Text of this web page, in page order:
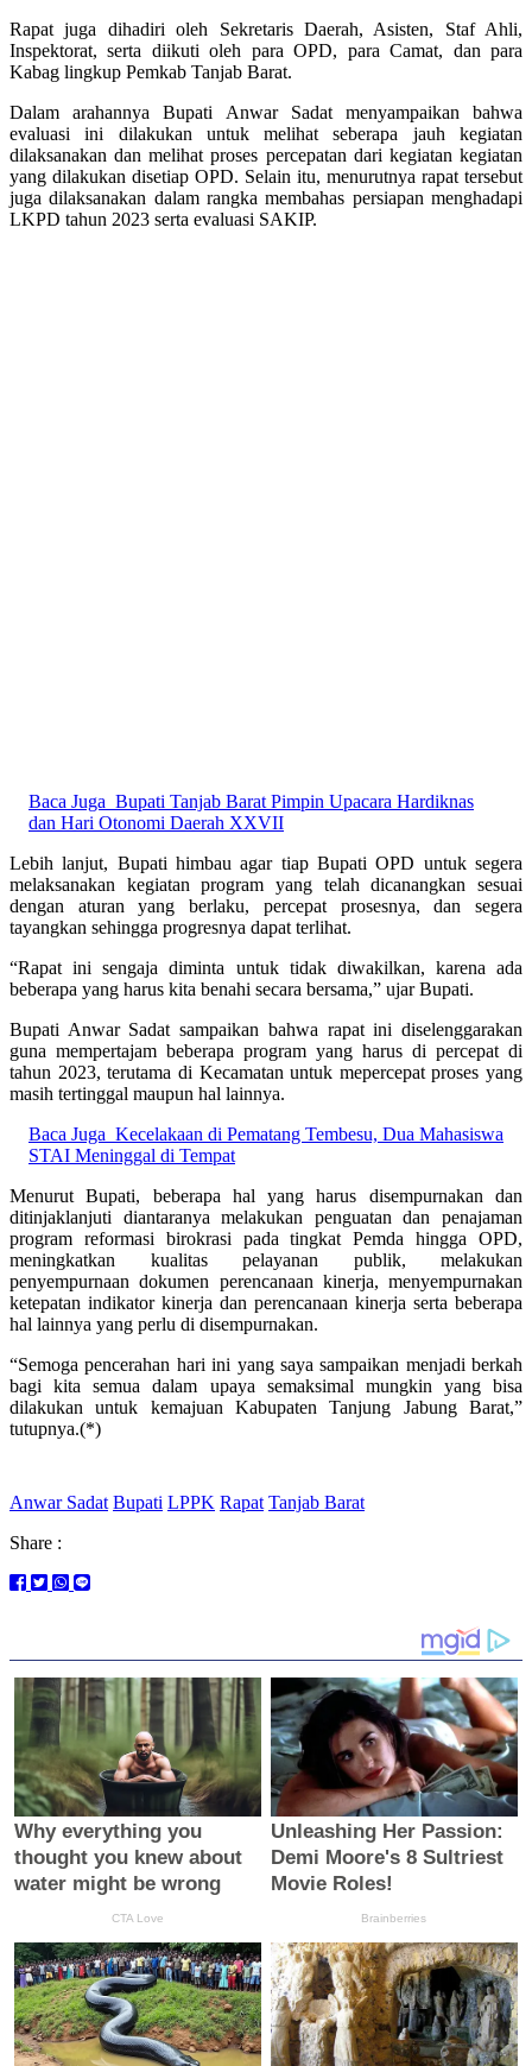
Rapat juga dihadiri oleh Sekretaris Daerah, Asisten, Staf Ahli,
Inspektorat, serta diikuti oleh para OPD, para Camat, dan para
Kabag lingkup Pemkab Tanjab Barat.
Dalam arahannya Bupati Anwar Sadat menyampaikan bahwa
evaluasi ini dilakukan untuk melihat seberapa jauh kegiatan
dilaksanakan dan melihat proses percepatan dari kegiatan kegiatan
yang dilakukan disetiap OPD. Selain itu, menurutnya rapat tersebut
juga dilaksanakan dalam rangka membahas persiapan menghadapi
LKPD tahun 2023 serta evaluasi SAKIP.
Baca Juga Bupati Tanjab Barat Pimpin Upacara Hardiknas
dan Hari Otonomi Daerah XXVII
Lebih lanjut, Bupati himbau agar tiap Bupati OPD untuk segera
melaksanakan kegiatan program yang telah dicanangkan sesuai
dengan aturan yang berlaku, percepat prosesnya, dan segera
tayangkan sehingga progresnya dapat terlihat.
“Rapat ini sengaja diminta untuk tidak diwakilkan, karena ada
beberapa yang harus kita benahi secara bersama,” ujar Bupati.
Bupati Anwar Sadat sampaikan bahwa rapat ini diselenggarakan
guna mempertajam beberapa program yang harus di percepat di
tahun 2023, terutama di Kecamatan untuk mepercepat proses yang
masih tertinggal maupun hal lainnya.
Baca Juga Kecelakaan di Pematang Tembesu, Dua Mahasiswa
STAI Meninggal di Tempat
Menurut Bupati, beberapa hal yang harus disempurnakan dan
ditinjaklanjuti diantaranya melakukan penguatan dan penajaman
program reformasi birokrasi pada tingkat Pemda hingga OPD,
meningkatkan kualitas pelayanan publik, melakukan
penyempurnaan dokumen perencanaan kinerja, menyempurnakan
ketepatan indikator kinerja dan perencanaan kinerja serta beberapa
hal lainnya yang perlu di disempurnakan.
“Semoga pencerahan hari ini yang saya sampaikan menjadi berkah
bagi kita semua dalam upaya semaksimal mungkin yang bisa
dilakukan untuk kemajuan Kabupaten Tanjung Jabung Barat,”
tutupnya.(*)
Anwar Sadat Bupati LPPK Rapat Tanjab Barat
Share :